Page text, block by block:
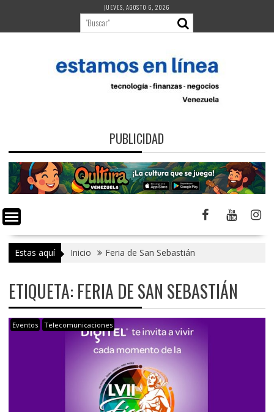
contenido
JUEVES, AGOSTO 6, 2026
PUBLICIDAD
Estas aquí Inicio Feria de San Sebastián
ETIQUETA: FERIA DE SAN SEBASTIÁN
Eventos Telecomunicaciones